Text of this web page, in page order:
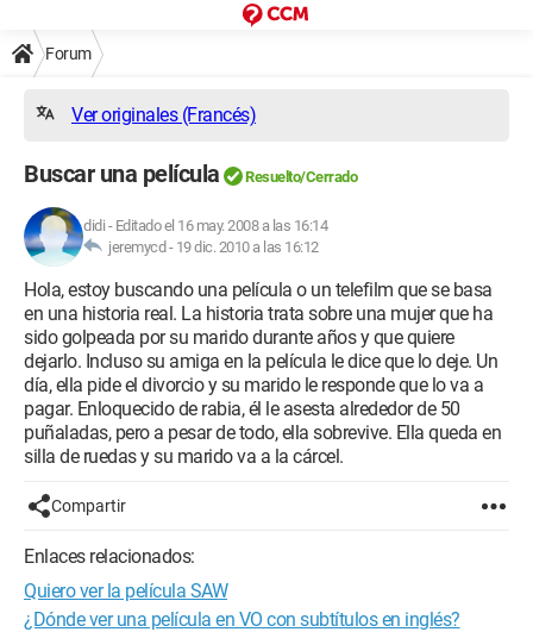
Forum
Ver originales (Francés)
Buscar una película Resuelto/Cerrado
didi - Editado el 16 may. 2008 a las 16:14
jeremycd - 19 dic. 2010 a las 16:12
Hola, estoy buscando una película o un telefilm que se basa
en una historia real. La historia trata sobre una mujer que ha
sido golpeada por su marido durante años y que quiere
dejarlo. Incluso su amiga en la película le dice que lo deje. Un
día, ella pide el divorcio y su marido le responde que lo va a
pagar. Enloquecido de rabia, él le asesta alrededor de 50
puñaladas, pero a pesar de todo, ella sobrevive. Ella queda en
silla de ruedas y su marido va a la cárcel.
Compartir
Enlaces relacionados:
Quiero ver la película SAW
¿Dónde ver una película en VO con subtítulos en inglés?